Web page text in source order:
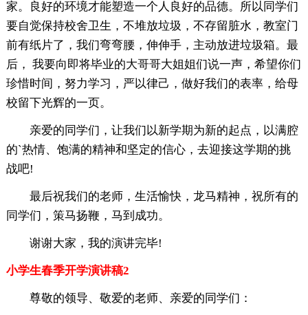
家。良好的环境才能塑造一个人良好的品德。所以同学们
要自觉保持校舍卫生，不堆放垃圾，不存留脏水，教室门
前有纸片了，我们弯弯腰，伸伸手，主动放进垃圾箱。最
后， 我要向即将毕业的大哥哥大姐姐们说一声，希望你们
珍惜时间，努力学习，严以律己，做好我们的表率，给母
校留下光辉的一页。
亲爱的同学们，让我们以新学期为新的起点，以满腔
的`热情、饱满的精神和坚定的信心，去迎接这学期的挑
战吧!
最后祝我们的老师，生活愉快，龙马精神，祝所有的
同学们，策马扬鞭，马到成功。
谢谢大家，我的演讲完毕!
小学生春季开学演讲稿2
尊敬的领导、敬爱的老师、亲爱的同学们：